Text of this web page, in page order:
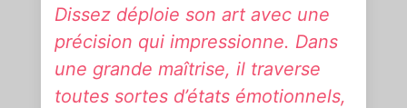
Dissez déploie son art avec une
précision qui impressionne. Dans
une grande maîtrise, il traverse
toutes sortes d’états émotionnels,